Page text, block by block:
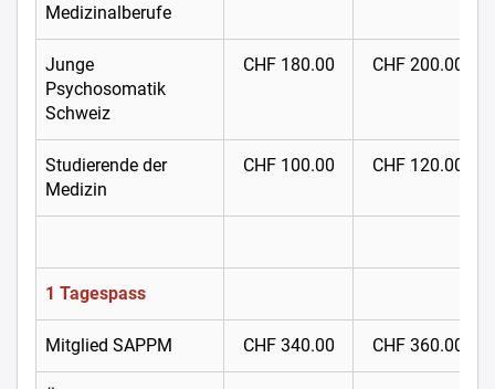
Medizinalberufe
Junge
Psychosomatik
Schweiz
CHF 180.00 CHF 200.00
Studierende der
Medizin
CHF 100.00 CHF 120.00
1 Tagespass
Mitglied SAPPM CHF 340.00 CHF 360.00